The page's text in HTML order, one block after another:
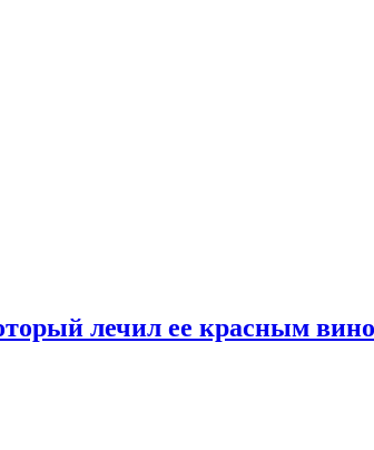
лечил ее красным